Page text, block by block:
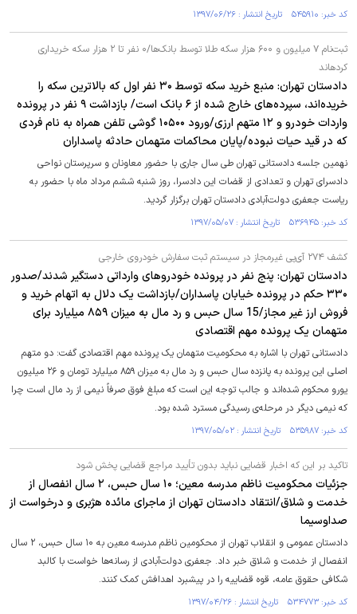
کد خبر: ۵۴۵۹۱۰ تاریخ انتشار : ۱۳۹۷/۰۶/۲۶
ثبت‌نام ۷ میلیون و ۶۰۰ هزار سکه طلا توسط بانک‌ها/۰ نفر تا ۲ هزار سکه خریداری
کرده‎اند
دادستان تهران: منبع خرید سکه توسط ۳۰ نفر اول که بالاترین سکه را
خریده‌اند، سپرده‌های خارج شده از ۶ بانک است/ بازداشت ۹ نفر در پرونده
واردات خودرو و ۱۲ متهم ارزی/ورود ۱۰۵۰۰ گوشی تلفن همراه به نام فردی
که در قید حیات نبوده/پایان محاکمات متهمان حادثه پاسداران
نهمین جلسه دادستانی تهران طی سال جاری با حضور معاونان و سرپرستان نواحی
دادسرای تهران و تعدادی از قضات این دادسرا، روز شنبه ششم مرداد ماه با حضور به
ریاست جعفری دولت‌آبادی دادستان تهران برگزار گردید.
کد خبر: ۵۳۶۹۴۵ تاریخ انتشار : ۱۳۹۷/۰۵/۰۷
کشف ۲۷۴ آی‌پی غیرمجاز در سیستم ثبت سفارش خودروی خارجی
دادستان تهران: پنج نفر در پرونده خودروهای وارداتی دستگیر شدند/صدور
۳۳۰ حکم در پرونده خیابان پاسداران/بازداشت یک دلال به اتهام خرید و
فروش ارز غیر مجاز/15 سال حبس و رد مال به میزان ۸۵۹ میلیارد برای
متهمان یک پرونده مهم اقتصادی
دادستانی تهران با اشاره به محکومیت متهمان یک پرونده مهم اقتصادی گفت: دو متهم
اصلی این پرونده به پانزده سال حبس و رد مال به میزان ۸۵۹ میلیارد تومان و ۲۶ میلیون
یورو محکوم شده‌اند و جالب توجه این است که مبلغ فوق صرفاً نیمی از رد مال است چرا
که نیمی دیگر در مرحله‌ی رسیدگی مسترد شده بود.
کد خبر: ۵۳۵۹۸۷ تاریخ انتشار : ۱۳۹۷/۰۵/۰۲
تاکید بر این که اخبار قضایی نباید بدون تأیید مراجع قضایی پخش شود
جزئیات محکومیت ناظم مدرسه معین؛ ۱۰ سال حبس، ۲ سال انفصال از
خدمت و شلاق/انتقاد دادستان تهران از ماجرای مائده هژبری و درخواست از
صداوسیما
دادستان عمومی و انقلاب تهران از محکومین ناظم مدرسه معین به ۱۰ سال حبس، ۲ سال
انفصال از خدمت و شلاق خبر داد. جعفری دولت‌آبادی از رسانه‌ها خواست با کالبد
شکافی حقوق عامه، قوه قضاییه را در پیشبرد اهدافش کمک کنند.
کد خبر: ۵۳۴۷۷۳ تاریخ انتشار : ۱۳۹۷/۰۴/۲۶